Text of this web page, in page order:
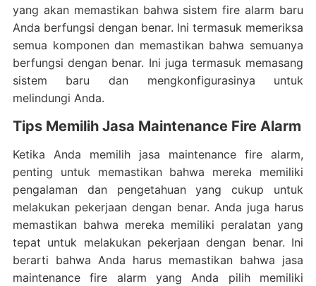
yang akan memastikan bahwa sistem fire alarm baru
Anda berfungsi dengan benar. Ini termasuk memeriksa
semua komponen dan memastikan bahwa semuanya
berfungsi dengan benar. Ini juga termasuk memasang
sistem baru dan mengkonfigurasinya untuk
melindungi Anda.
Tips Memilih Jasa Maintenance Fire Alarm
Ketika Anda memilih jasa maintenance fire alarm,
penting untuk memastikan bahwa mereka memiliki
pengalaman dan pengetahuan yang cukup untuk
melakukan pekerjaan dengan benar. Anda juga harus
memastikan bahwa mereka memiliki peralatan yang
tepat untuk melakukan pekerjaan dengan benar. Ini
berarti bahwa Anda harus memastikan bahwa jasa
maintenance fire alarm yang Anda pilih memiliki